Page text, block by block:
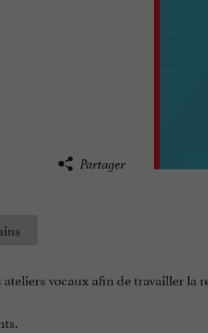
Partager
vocaux afin de travailler la